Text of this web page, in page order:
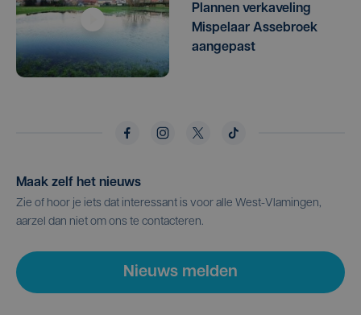
Plannen verkaveling
Mispelaar Assebroek
aangepast
Maak zelf het nieuws
Zie of hoor je iets dat interessant is voor alle West-Vlamingen,
aarzel dan niet om ons te contacteren.
Nieuws melden